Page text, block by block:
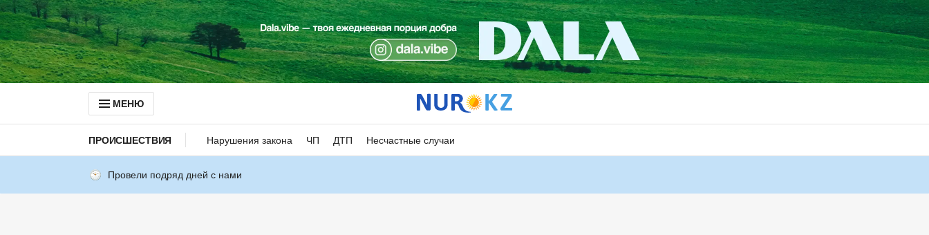
МЕНЮ
ПРОИСШЕСТВИЯ Нарушения закона ЧП ДТП Несчастные случаи
Провели подряд дней с нами